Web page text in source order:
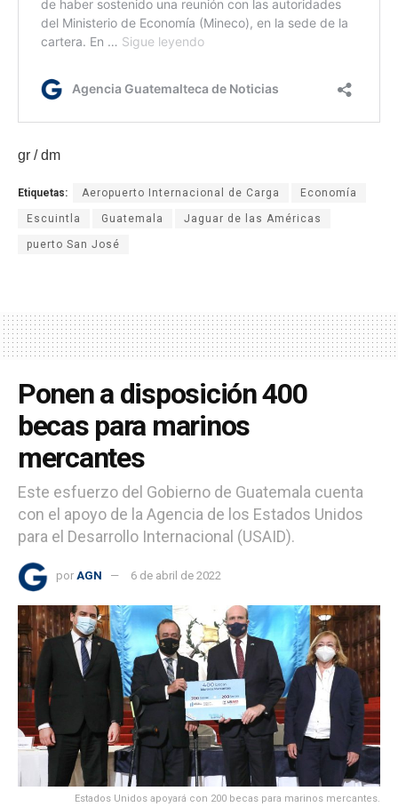
gr / dm
Etiquetas: Aeropuerto Internacional de Carga Economía
Escuintla Guatemala Jaguar de las Américas
puerto San José
Ponen a disposición 400
becas para marinos
mercantes
Este esfuerzo del Gobierno de Guatemala cuenta
con el apoyo de la Agencia de los Estados Unidos
para el Desarrollo Internacional (USAID).
por AGN 6 de abril de 2022
Estados Unidos apoyará con 200 becas para marinos mercantes.